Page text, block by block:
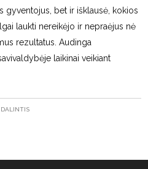
gyventojus, bet ir išklausė, kokios
laukti nereikėjo ir nepraėjus nė
rezultatus. Audinga
laikinai veikiant
DALINTIS